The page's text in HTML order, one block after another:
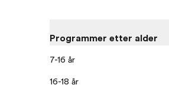
Programmer etter alder
7-16 år
16-18 år